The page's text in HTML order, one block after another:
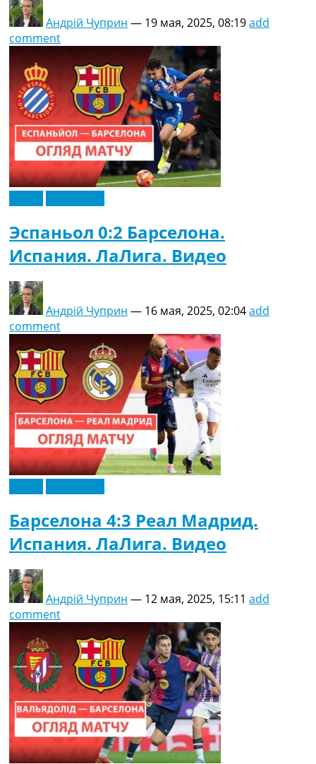
Андрій Чуприн — 19 мая, 2025, 08:19add
comment
Эспаньол 0:2 Барселона.
Испания. ЛаЛига. Видео
Андрій Чуприн — 16 мая, 2025, 02:04add
comment
Барселона 4:3 Реал Мадрид.
Испания. ЛаЛига. Видео
Андрій Чуприн — 12 мая, 2025, 15:11 add
comment